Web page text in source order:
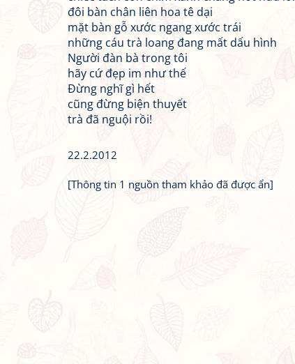
đôi bàn chân liên hoa tê dại
mặt bàn gỗ xước ngang xước trái
những cáu trà loang đang mất dấu hình
Người đàn bà trong tôi
hãy cứ đẹp im như thế
Đừng nghĩ gì hết
cũng đừng biện thuyết
trà đã nguội rồi!
22.2.2012
[Thông tin 1 nguồn tham khảo đã được ẩn]